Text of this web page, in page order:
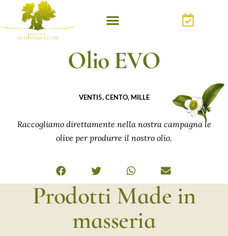
Olio EVO
VENTI5, CENTO, MILLE
Raccogliamo direttamente nella nostra campagna le
olive per produrre il nostro olio.
Prodotti Made in
masseria